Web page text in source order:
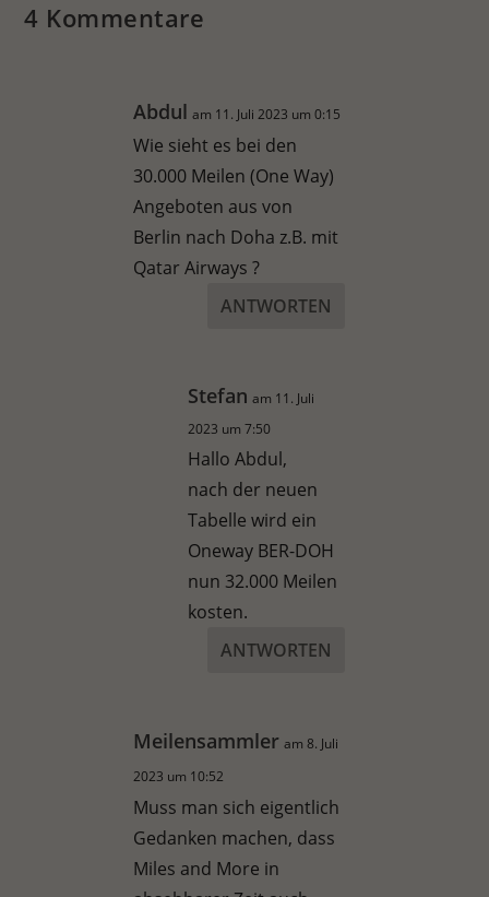
4 Kommentare
Abdul am 11. Juli 2023 um 0:15
Wie sieht es bei den
30.000 Meilen (One Way)
Angeboten aus von
Berlin nach Doha z.B. mit
Qatar Airways ?
ANTWORTEN
Stefan am 11. Juli
2023 um 7:50
Hallo Abdul,
nach der neuen
Tabelle wird ein
Oneway BER-DOH
nun 32.000 Meilen
kosten.
ANTWORTEN
Meilensammler am 8. Juli
2023 um 10:52
Muss man sich eigentlich
Gedanken machen, dass
Miles and More in